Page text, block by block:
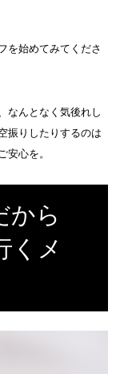
を始めてみてくださ
なんとなく気後れし
振りしたりするのは
心を。
から
くメ